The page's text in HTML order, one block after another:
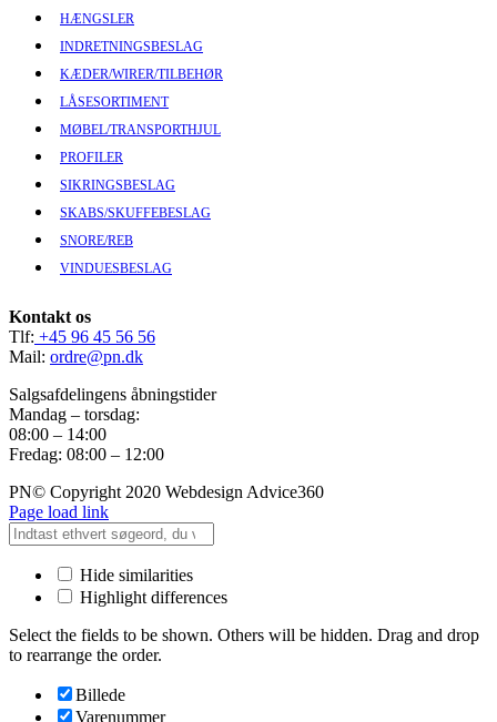
HÆNGSLER
INDRETNINGSBESLAG
KÆDER/WIRER/TILBEHØR
LÅSESORTIMENT
MØBEL/TRANSPORTHJUL
PROFILER
SIKRINGSBESLAG
SKABS/SKUFFEBESLAG
SNORE/REB
VINDUESBESLAG
Kontakt os
Tlf: +45 96 45 56 56
Mail: ordre@pn.dk
Salgsafdelingens åbningstider
Mandag – torsdag:
08:00 – 14:00
Fredag: 08:00 – 12:00
PN© Copyright 2020 Webdesign Advice360
Page load link
Hide similarities
Highlight differences
Select the fields to be shown. Others will be hidden. Drag and drop
to rearrange the order.
Billede
Varenummer